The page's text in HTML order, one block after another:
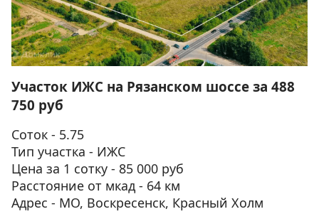
Участок ИЖС на Рязанском шоссе за 488
750 руб
Соток - 5.75
Тип участка - ИЖС
Цена за 1 сотку - 85 000 руб
Расстояние от мкад - 64 км
Адрес - МО, Воскресенск, Красный Холм